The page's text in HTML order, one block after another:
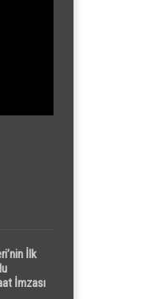
İlk
İmzası